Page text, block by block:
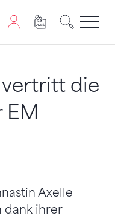
JavaScript benötigt.
die
EM
Axelle
dank ihrer